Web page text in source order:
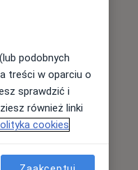
podobnych
treści w oparciu o
sprawdzić i
również linki
cookies